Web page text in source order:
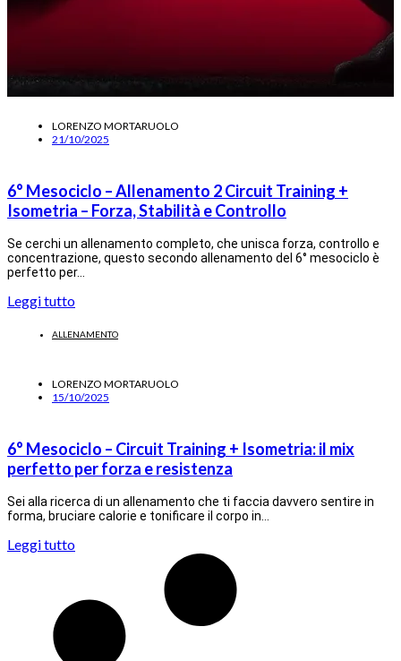
LORENZO MORTARUOLO
21/10/2025
6° Mesociclo – Allenamento 2 Circuit Training +
Isometria – Forza, Stabilità e Controllo
Se cerchi un allenamento completo, che unisca forza, controllo e
concentrazione, questo secondo allenamento del 6° mesociclo è
perfetto per…
Leggi tutto
ALLENAMENTO
LORENZO MORTARUOLO
15/10/2025
6° Mesociclo – Circuit Training + Isometria: il mix
perfetto per forza e resistenza
Sei alla ricerca di un allenamento che ti faccia davvero sentire in
forma, bruciare calorie e tonificare il corpo in…
Leggi tutto